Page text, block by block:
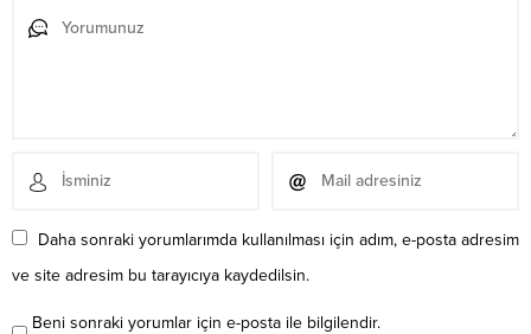
Daha sonraki yorumlarımda kullanılması için adım, e-posta adresim
ve site adresim bu tarayıcıya kaydedilsin.
Beni sonraki yorumlar için e-posta ile bilgilendir.